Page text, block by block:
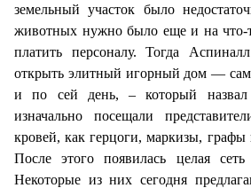
земельный участок было
животных нужно было еще и на что-
платить персоналу. Тогда
открыть элитный игорный дом —
и по сей день, – который назвал
изначально посещали
кровей, как герцоги, маркизы,
После этого появилась целая
Некоторые из них сегодня